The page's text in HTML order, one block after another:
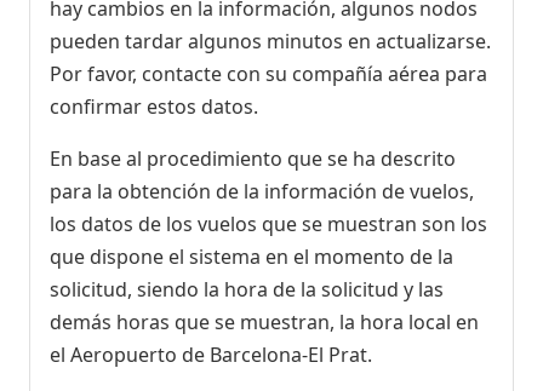
hay cambios en la información, algunos nodos
pueden tardar algunos minutos en actualizarse.
Por favor, contacte con su compañía aérea para
confirmar estos datos.
En base al procedimiento que se ha descrito
para la obtención de la información de vuelos,
los datos de los vuelos que se muestran son los
que dispone el sistema en el momento de la
solicitud, siendo la hora de la solicitud y las
demás horas que se muestran, la hora local en
el Aeropuerto de Barcelona-El Prat.